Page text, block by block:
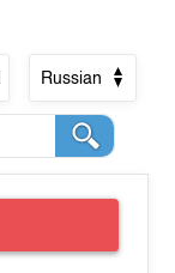
Russian